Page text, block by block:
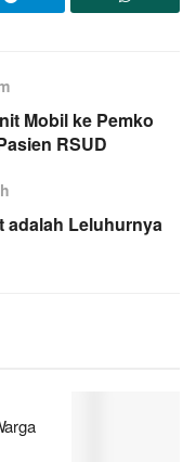
Mobil ke Pemko
RSUD
adalah Leluhurnya